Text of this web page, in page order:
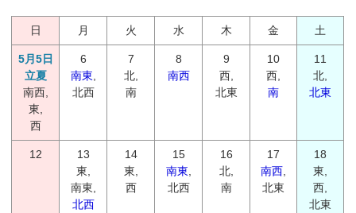
日 月 火 水 木 金 土
5月5日
立夏
南西,
東,
西
6
南東,
北西
7
北,
南
8
南西
9
西,
北東
10
西,
南
11
北,
北東
12
13
東,
南東,
北西
14
東,
西
15
南東,
北西
16
北,
南
17
南西,
北東
18
東,
西,
北東